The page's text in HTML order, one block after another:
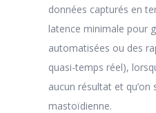
données capturés en
latence minimale pour
automatisées ou des
quasi-temps réel),
aucun résultat et
mastoïdienne.